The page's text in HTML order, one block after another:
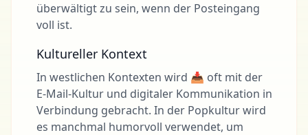
überwältigt zu sein, wenn der Posteingang
voll ist.
Kultureller Kontext
In westlichen Kontexten wird 📥 oft mit der
E-Mail-Kultur und digitaler Kommunikation in
Verbindung gebracht. In der Popkultur wird
es manchmal humorvoll verwendet, um